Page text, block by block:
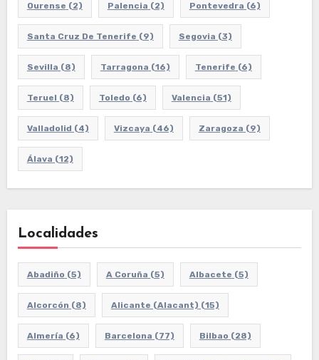
Ourense (2) Palencia (2) Pontevedra (6)
Santa Cruz De Tenerife (9) Segovia (3)
Sevilla (8) Tarragona (16) Tenerife (6)
Teruel (8) Toledo (6) Valencia (51)
Valladolid (4) Vizcaya (46) Zaragoza (9)
Álava (12)
Localidades
Abadiño (5) A Coruña (5) Albacete (5)
Alcorcón (8) Alicante (Alacant) (15)
Almería (6) Barcelona (77) Bilbao (28)